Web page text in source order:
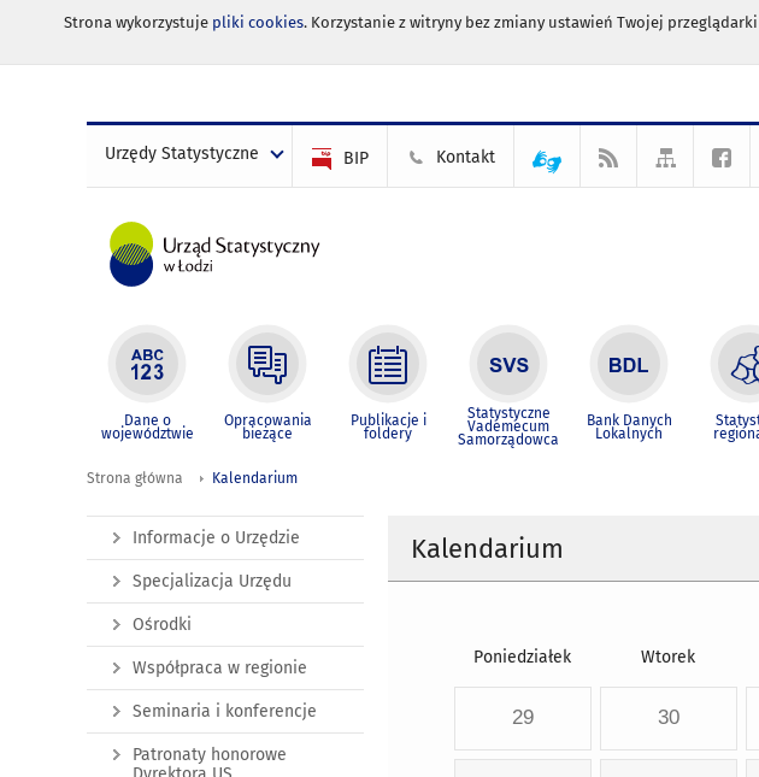
Strona wykorzystuje pliki cookies. Korzystanie z witryny bez zmiany ustawień Twojej
Urzędy Statystyczne BIP Kontakt
Dane o
województwie
Opracowania
bieżące
Publikacje i
foldery
Statystyczne
Vademecum
Samorządowca
Bank Danych
Lokalnych
Strona główna Kalendarium
Kalendarium
Poniedziałek Wtorek
29 30
Informacje o Urzędzie
Specjalizacja Urzędu
Ośrodki
Współpraca w regionie
Seminaria i konferencje
Patronaty honorowe